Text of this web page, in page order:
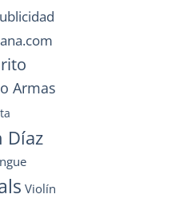
Armas
Díaz
Violín